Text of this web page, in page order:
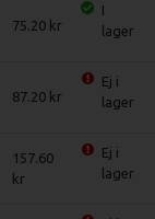
75.20
I
lager
87.20
Ej i
lager
157.60
Ej i
lager